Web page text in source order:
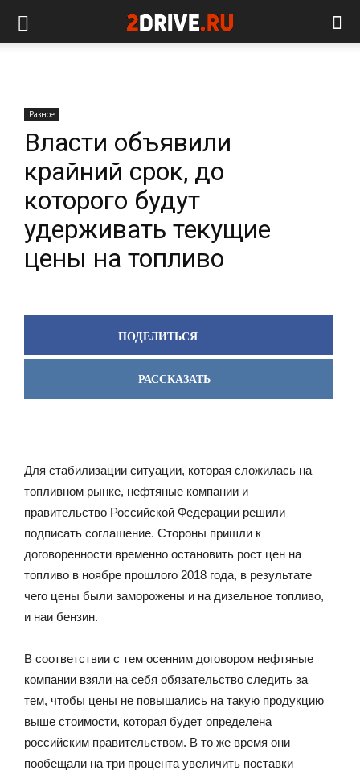
Разное
Власти объявили
крайний срок, до
которого будут
удерживать текущие
цены на топливо
ПОДЕЛИТЬСЯ
РАССКАЗАТЬ
Для стабилизации ситуации, которая сложилась на
топливном рынке, нефтяные компании и
правительство Российской Федерации решили
подписать соглашение. Стороны пришли к
договоренности временно остановить рост цен на
топливо в ноябре прошлого 2018 года, в результате
чего цены были заморожены и на дизельное топливо,
и наи бензин.
В соответствии с тем осенним договором нефтяные
компании взяли на себя обязательство следить за
тем, чтобы цены не повышались на такую продукцию
выше стоимости, которая будет определена
российским правительством. В то же время они
пообещали на три процента увеличить поставки